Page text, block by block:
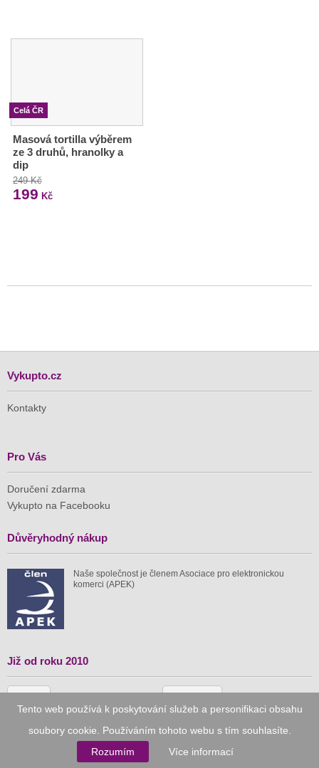
Tento web používá k poskytování služeb a personifikaci obsahu
soubory cookie. Používáním tohoto webu s tím souhlasíte.
Rozumím
Více informací
Celá ČR
Masová tortilla výběrem
ze 3 druhů, hranolky a
dip
249 Kč
199 Kč
Vykupto.cz
Kontakty
Pro Vás
Doručení zdarma
Vykupto na Facebooku
Důvěryhodný nákup
Naše společnost je členem Asociace pro elektronickou
komerci (APEK)
Již od roku 2010
59 tis. 1 511 mil.
© 2010–2026Vykupto.cz